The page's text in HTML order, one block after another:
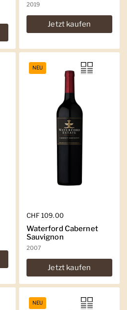
2019
Jetzt kaufen
Regulärer Preis
CHF 109.00
Waterford Cabernet
Sauvignon
2007
Jetzt kaufen
NEU
NEU